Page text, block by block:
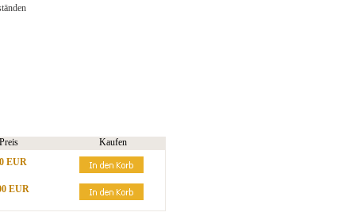
Preis
Kaufen
EUR
EUR